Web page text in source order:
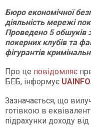
Бюро економічної
діяльність мережі
Проведено 5 обшуків
покерних клубів та
фігурантів
Про це повідомляє
БЕБ, інформує
Зазначається, що
готівкою в
підрахунки доходу